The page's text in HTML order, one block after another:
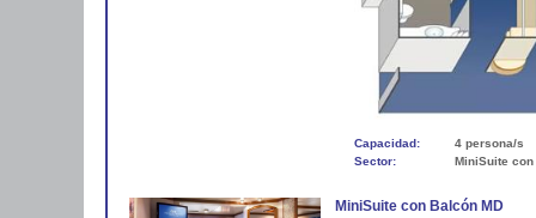
Capacidad:
4 persona/s
Sector:
MiniSuite
MiniSuite con Balcón MD